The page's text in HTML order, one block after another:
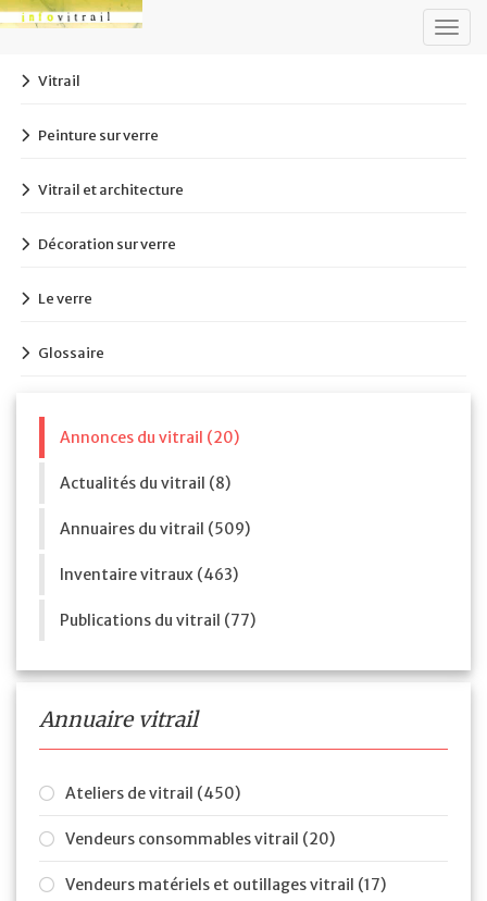
Vitrail
Peinture sur verre
Vitrail et architecture
Décoration sur verre
Le verre
Glossaire
Annonces du vitrail (20)
Actualités du vitrail (8)
Annuaires du vitrail (509)
Inventaire vitraux (463)
Publications du vitrail (77)
Annuaire vitrail
Ateliers de vitrail (450)
Vendeurs consommables vitrail (20)
Vendeurs matériels et outillages vitrail (17)